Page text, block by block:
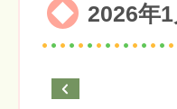
2026年